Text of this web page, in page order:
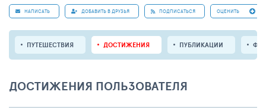
НАПИСАТЬ ДОБАВИТЬ В ДРУЗЬЯ ПОДПИСАТЬСЯ ОЦЕНИТЬ
ПУТЕШЕСТВИЯ ДОСТИЖЕНИЯ ПУБЛИКАЦИИ
ДОСТИЖЕНИЯ ПОЛЬЗОВАТЕЛЯ